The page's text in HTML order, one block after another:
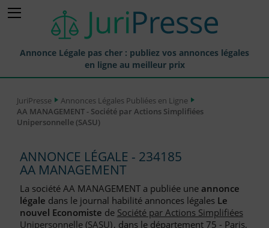
Annonce Légale pas cher : publiez vos annonces légales
en ligne au meilleur prix
Annonces Légales Publiées
Journaux Habilités (JAL) Annonces Légales
Liste des Greffes
JuriPresse
Annonces Légales Publiées en Ligne
AA MANAGEMENT - Société par Actions Simplifiées
Unipersonnelle (SASU)
ANNONCE LÉGALE - 234185
AA MANAGEMENT
La société AA MANAGEMENT a publiée une annonce
légale dans le journal habilité annonces légales Le
nouvel Economiste de Société par Actions Simplifiées
Unipersonnelle (SASU), dans le département 75 - Paris,